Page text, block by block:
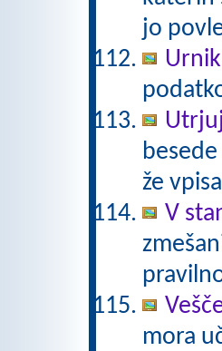
jo
že
V
mora